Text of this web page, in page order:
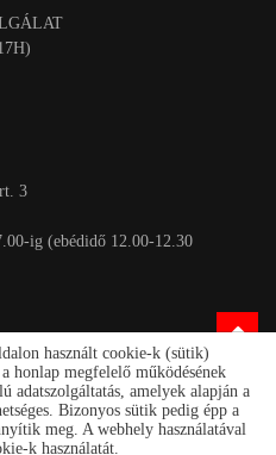
3
ig (ebédidő 12.00-12.30
használt cookie-k (sütik)
honlap megfelelő működésének
adatszolgáltatás, amelyek alapján a
Bizonyos sütik pedig épp a
meg. A webhely használatával
k használatát.